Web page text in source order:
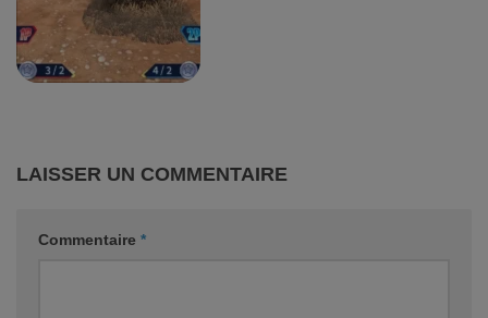
LAISSER UN COMMENTAIRE
Commentaire *